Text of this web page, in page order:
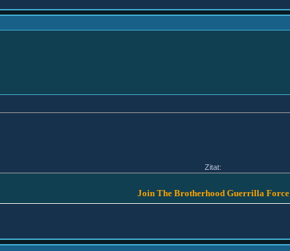
Zitat:
Join The Brotherhood Guerrilla Force